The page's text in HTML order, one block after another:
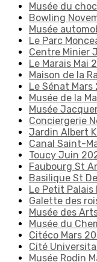
Musée du
Bowling
Musée
Le Parc
Centre Minier
Le Marais Mai
Maison de la
Le Sénat Mars
Musée de la
Musée
Conciergerie
Jardin Albert
Canal Saint-
Toucy Juin
Faubourg St
Basilique St
Le Petit Palais
Galette des
Musée des
Musée du
Citéco Mars
Cité
Musée Rodin